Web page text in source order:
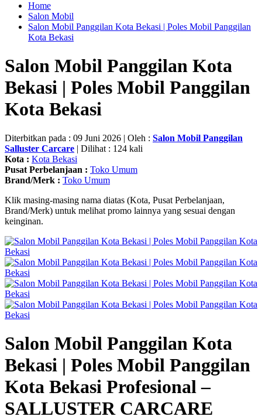
Home
Salon Mobil
Salon Mobil Panggilan Kota Bekasi | Poles Mobil Panggilan
Kota Bekasi
Salon Mobil Panggilan Kota
Bekasi | Poles Mobil Panggilan
Kota Bekasi
Diterbitkan pada : 09 Juni 2026 | Oleh : Salon Mobil Panggilan
Salluster Carcare | Dilihat : 124 kali
Kota : Kota Bekasi
Pusat Perbelanjaan : Toko Umum
Brand/Merk : Toko Umum
Klik masing-masing nama diatas (Kota, Pusat Perbelanjaan,
Brand/Merk) untuk melihat promo lainnya yang sesuai dengan
keinginan.
Salon Mobil Panggilan Kota
Bekasi | Poles Mobil Panggilan
Kota Bekasi Profesional –
SALLUSTER CARCARE